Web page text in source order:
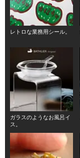
レトロな業務用シール。
ガラスのようなお風呂イ
ス。